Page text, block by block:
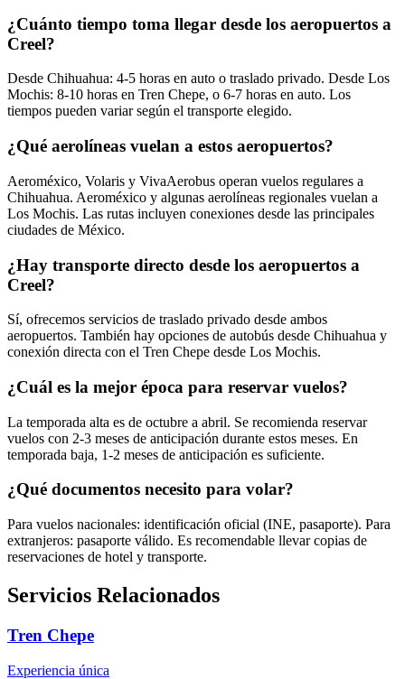
¿Cuánto tiempo toma llegar desde los aeropuertos a
Creel?
Desde Chihuahua: 4-5 horas en auto o traslado privado. Desde Los
Mochis: 8-10 horas en Tren Chepe, o 6-7 horas en auto. Los
tiempos pueden variar según el transporte elegido.
¿Qué aerolíneas vuelan a estos aeropuertos?
Aeroméxico, Volaris y VivaAerobus operan vuelos regulares a
Chihuahua. Aeroméxico y algunas aerolíneas regionales vuelan a
Los Mochis. Las rutas incluyen conexiones desde las principales
ciudades de México.
¿Hay transporte directo desde los aeropuertos a
Creel?
Sí, ofrecemos servicios de traslado privado desde ambos
aeropuertos. También hay opciones de autobús desde Chihuahua y
conexión directa con el Tren Chepe desde Los Mochis.
¿Cuál es la mejor época para reservar vuelos?
La temporada alta es de octubre a abril. Se recomienda reservar
vuelos con 2-3 meses de anticipación durante estos meses. En
temporada baja, 1-2 meses de anticipación es suficiente.
¿Qué documentos necesito para volar?
Para vuelos nacionales: identificación oficial (INE, pasaporte). Para
extranjeros: pasaporte válido. Es recomendable llevar copias de
reservaciones de hotel y transporte.
Servicios Relacionados
Tren Chepe
Experiencia única